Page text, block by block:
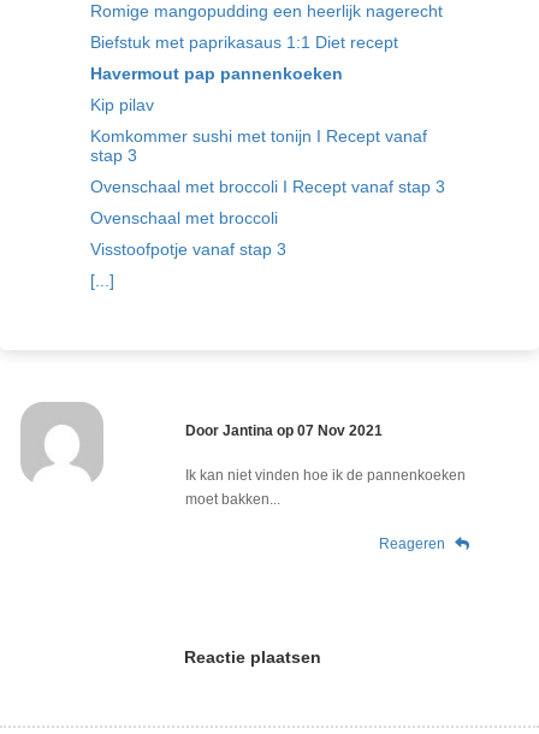
Romige mangopudding een heerlijk nagerecht
Biefstuk met paprikasaus 1:1 Diet recept
Havermout pap pannenkoeken
Kip pilav
Komkommer sushi met tonijn I Recept vanaf
stap 3
Ovenschaal met broccoli I Recept vanaf stap 3
Ovenschaal met broccoli
Visstoofpotje vanaf stap 3
[...]
DoorJantinaop 07 Nov 2021
Ik kan niet vinden hoe ik de pannenkoeken
moet bakken...
Reageren
Reactie plaatsen